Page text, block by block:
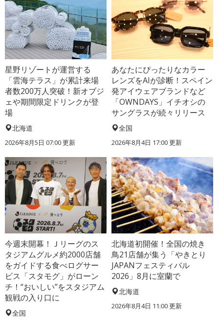
星野リゾートが運営する
「雲海テラス」が累計来場
者数200万人突破！新オブジ
ェや期間限定ドリンクが登
場
北海道
2026年8月5日 07:00更新
あなたにぴったりなカラー
レンズをAIが診断！スペイン
発アイウェアブランドなど
「OWNDAYS」イチオシの
サングラスが続々リリース
全国
2026年8月4日 17:00更新
今週末開幕！Ｊリーグのス
タジアムグルメ約2000店舗
をガイドする食べログサー
ビス「スタモグ」がローン
チ！“おいしい”をスタジアム
観戦の入り口に
全国
北海道初開催！全国の焼き
鳥21店舗が集う「やきとり
JAPANフェスティバル
2026」8月に室蘭で
北海道
2026年8月4日 11:00更新